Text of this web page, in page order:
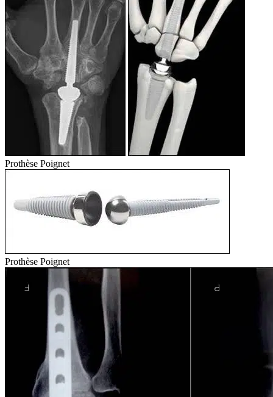
Prothèse Poignet
Prothèse Poignet